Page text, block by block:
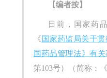
【编者按】
日前，国家药
《 国家药监局关于
国药品管理法》有
第103号）（简称：